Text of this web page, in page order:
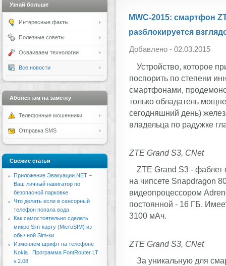
MWC-2015: смартфон
разблокируется
Добавлено - 02.03.2015
Устройство, которое
поспорить по степени
смартфонами,
только обладатель
сегодняшний день)
владельца по радужке
ZTE Grand S3, CNet
ZTE Grand S3 -
на чипсете Snapdragon
видеопроцессором
постоянной - 16 ГБ.
3100 мАч.
ZTE Grand S3, CNet
За уникальную для
Узнай больше
Интересные факты
Полезные советы
Осваиваем технологии
Все новости
Абонентам на заметку
Телефонные мошенники
Отправка SMS
Свежие статьи
Приложение Эвакуации.NET –
Ваш личный навигатор по
безопасной парковке
Что делать если в сенсорный
телефон попала вода
Как самостоятельно сделать
микро Sim-карту (MicroSIM) из
обычной Sim-ки
Изменяем шрифт на телефоне
Nokia | Программа FontRouter LT
v.2.08